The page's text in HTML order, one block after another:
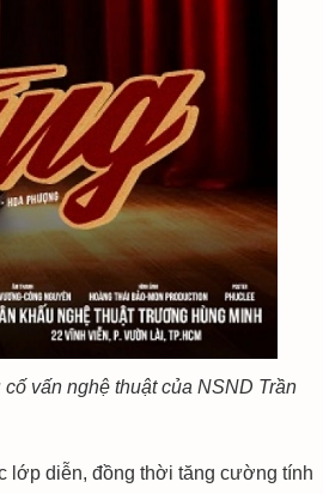
cố vấn nghệ thuật của NSND Trần
lớp diễn, đồng thời tăng cường tính